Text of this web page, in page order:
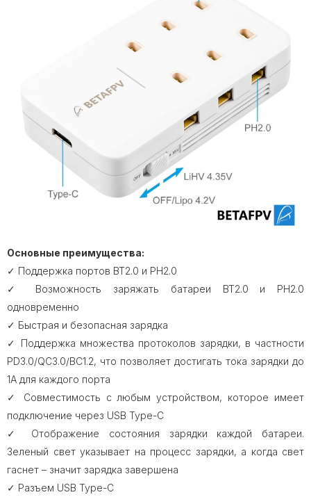
Основные преимущества:
✓ Поддержка портов BT2.0 и PH2.0
✓ Возможность заряжать батареи BT2.0 и PH2.0
одновременно
✓ Быстрая и безопасная зарядка
✓ Поддержка множества протоколов зарядки, в частности
PD3.0/QC3.0/BC1.2, что позволяет достигать тока зарядки до
1А для каждого порта
✓ Совместимость с любым устройством, которое имеет
подключение через USB Type-C
✓ Отображение состояния зарядки каждой батареи.
Зеленый свет указывает на процесс зарядки, а когда свет
гаснет – значит зарядка завершена
✓ Разъем USB Type-C